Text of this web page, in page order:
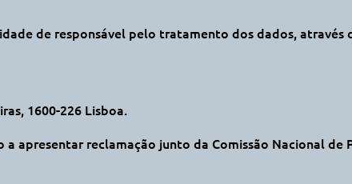
de responsável pelo tratamento dos dados, através
1600-226 Lisboa.
apresentar reclamação junto da Comissão Nacional de